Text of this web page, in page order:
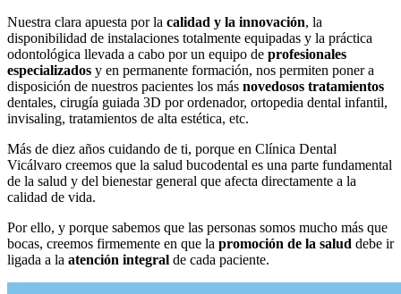
Nuestra clara apuesta por la calidad y la innovación, la
disponibilidad de instalaciones totalmente equipadas y la práctica
odontológica llevada a cabo por un equipo de profesionales
especializados y en permanente formación, nos permiten poner a
disposición de nuestros pacientes los más novedosos tratamientos
dentales, cirugía guiada 3D por ordenador, ortopedia dental infantil,
invisaling, tratamientos de alta estética, etc.
Más de diez años cuidando de ti, porque en Clínica Dental
Vicálvaro creemos que la salud bucodental es una parte fundamental
de la salud y del bienestar general que afecta directamente a la
calidad de vida.
Por ello, y porque sabemos que las personas somos mucho más que
bocas, creemos firmemente en que la promoción de la salud debe ir
ligada a la atención integral de cada paciente.